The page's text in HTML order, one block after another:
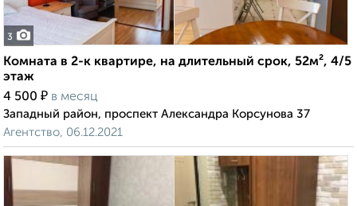
3
Комната в 2-к квартире, на длительный срок, 52м², 4/5
этаж
4 500 ₽ в месяц
Западный район, проспект Александра Корсунова 37
Агентство, 06.12.2021